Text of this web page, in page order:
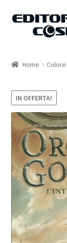
Vai
Vai
Carrello
Il mio account
Home Colore
IN OFFERTA!